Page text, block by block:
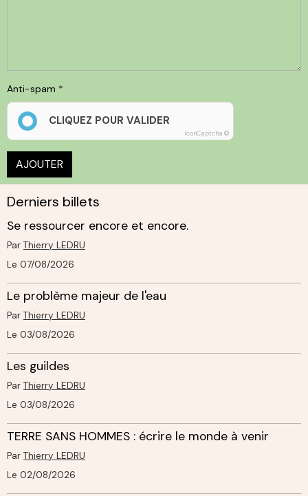
Anti-spam
CLIQUEZ POUR VALIDER
IconCaptcha ©
AJOUTER
Derniers billets
Se ressourcer encore et encore.
Par Thierry LEDRU
Le 07/08/2026
Le problème majeur de l'eau
Par Thierry LEDRU
Le 03/08/2026
Les guildes
Par Thierry LEDRU
Le 03/08/2026
TERRE SANS HOMMES : écrire le monde à venir
Par Thierry LEDRU
Le 02/08/2026